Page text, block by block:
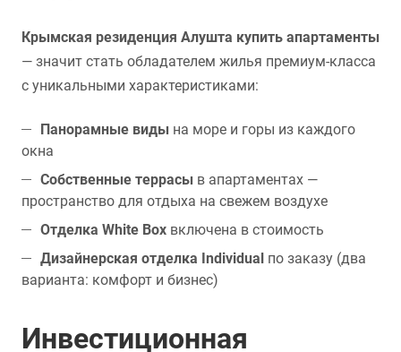
Крымская резиденция Алушта купить апартаменты
— значит стать обладателем жилья премиум-класса
с уникальными характеристиками:
Панорамные виды на море и горы из каждого
окна
Собственные террасы в апартаментах —
пространство для отдыха на свежем воздухе
Отделка White Box включена в стоимость
Дизайнерская отделка Individual по заказу (два
варианта: комфорт и бизнес)
Инвестиционная